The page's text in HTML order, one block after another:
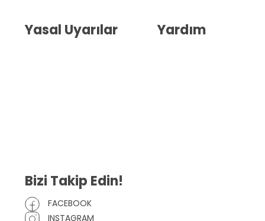
Yasal Uyarılar Yardım
Bizi Takip Edin!
FACEBOOK
INSTAGRAM